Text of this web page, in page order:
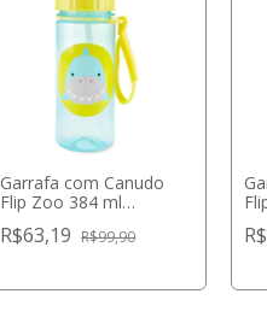
Garrafa com Canudo
Flip Zoo 384 ml
R$63,19 R$99,90